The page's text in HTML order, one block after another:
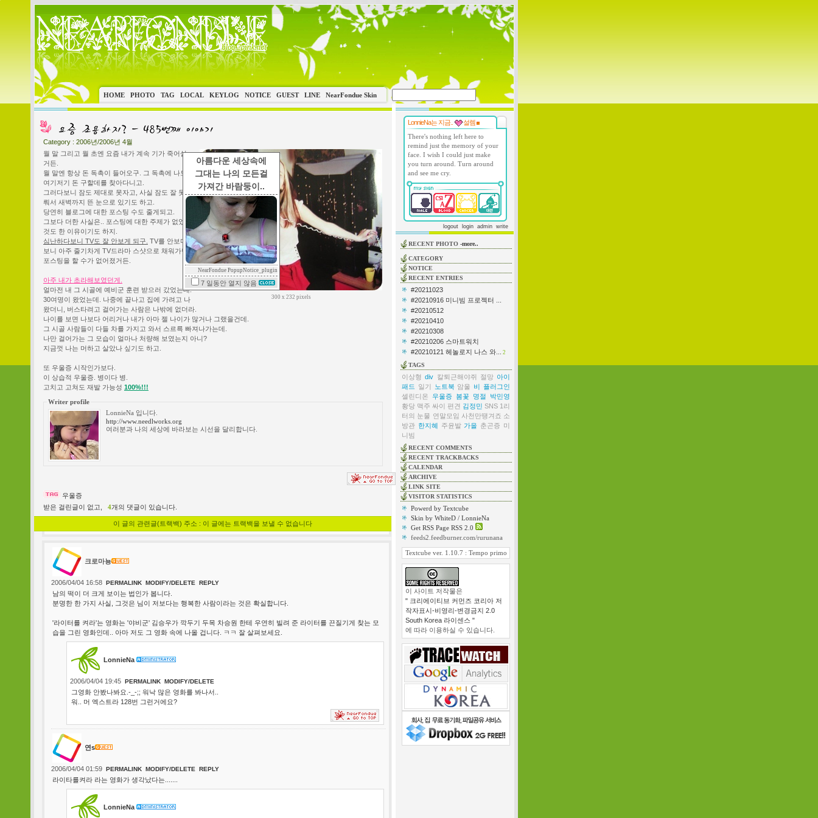
아름다운 세상속에
그대는 나의 모든걸
가져간 바람둥이..
NearFondue PopupNotice_plugin
7 일동안 열지 않음
HOME PHOTO TAG LOCAL KEYLOG NOTICE GUEST LINE NearFondue Skin
Category : 2006년/2006년 4월
300 x 232 pixels
월 말 그리고 월 초엔 요즘 내가 계속 기가 죽어살
거든.
월 말엔 항상 돈 독촉이 들어오구. 그 독촉에 나도
여기저기 돈 구할데를 찾아다니고.
그러다보니 잠도 제대로 못자고, 사실 잠도 잘 못이
뤄서 새벽까지 뜬 눈으로 있기도 하고.
당연히 블로그에 대한 포스팅 수도 줄게되고.
그보다 더한 사실은.. 포스팅에 대한 주제가 없었던
것도 한 이유이기도 하지.
심난하다보니 TV도 잘 안보게 되구. TV를 안보다
보니 아주 줄기차게 TV드라마 스샷으로 채워가던
포스팅을 할 수가 없어졌거든.
아주 내가 초라해보였던게.
얼마전 내 그 시골에 예비군 훈련 받으러 갔었는데.
30여명이 왔었는데. 나중에 끝나고 집에 가려고 나
왔더니, 버스타려고 걸어가는 사람은 나밖에 없더라.
나이를 보면 나보다 어리거나 내가 아마 젤 나이가 많거나 그랬을건데.
그 시골 사람들이 다들 차를 가지고 와서 스르륵 빠져나가는데.
나만 걸어가는 그 모습이 얼마나 처량해 보였는지 아니?
지금껏 나는 머하고 살았나 싶기도 하고.
또 우울증 시작인가보다.
이 상습적 우울증. 병이다 병.
고치고 고쳐도 재발 가능성 100%!!!
Writer profile
LonnieNa 입니다.
http://www.needlworks.org
여러분과 나의 세상에 바라보는 시선을 달리합니다.
우울증
받은 걸린글이 없고,
4개의 댓글이 있습니다.
이 글의 관련글(트랙백) 주소 : 이 글에는 트랙백을 보낼 수 없습니다
크로마뇽
2006/04/04 16:58 PERMALINK MODIFY/DELETE REPLY
남의 떡이 더 크게 보이는 법인가 봅니다.
분명한 한 가지 사실, 그것은 님이 저보다는 행복한 사람이라는 것은 확실합니다.
'라이터를 켜라'는 영화는 '야비군' 김승우가 깍두기 두목 차승원 한테 우연히 빌려 준 라이터를 끈질기게 찾는 모
습을 그린 영화인데.. 아마 저도 그 영화 속에 나올 겁니다. ㅋㅋ 잘 살펴보세요.
LonnieNa
2006/04/04 19:45 PERMALINK MODIFY/DELETE
그영화 안봤나봐요.-_-;; 워낙 많은 영화를 봐나서..
워.. 머 엑스트라 128번 그런거에요?
연s
2006/04/04 01:59 PERMALINK MODIFY/DELETE REPLY
라이타를켜라 라는 영화가 생각났다는.......
LonnieNa
LonnieNa는 지금..
설렘
There's nothing left here to
remind just the memory of your
face. I wish I could just make
you turn around. Turn around
and see me cry.
logout login admin write
RECENT PHOTO -more..
CATEGORY
NOTICE
RECENT ENTRIES
#20211023
#20210916 미니빔 프로젝터 ...
#20210512
#20210410
#20210308
#20210206 스마트워치
#20210121 헤놀로지 나스 와...
2
TAGS
이상형 div 칼퇴근해야쥐 절망 아이
패드 일기 노트북 암울 비 플러그인
셀린디온 우울증 봄꽃 명절
박민영
황당 맥주 싸이 편견 김정민 SNS 1리
터의 눈물 연말모임 사천만땡겨죠 소
방관 한지혜 주윤발 가을 춘곤증 미
니빔
RECENT COMMENTS
RECENT TRACKBACKS
CALENDAR
ARCHIVE
LINK SITE
VISITOR STATISTICS
Powerd by Textcube
Skin by WhiteD / LonnieNa
Get RSS Page RSS 2.0
feeds2.feedburner.com/rurunana
Textcube ver. 1.10.7 : Tempo primo
이 사이트 저작물은
" 크리에이티브 커먼즈 코리아 저
작자표시-비영리-변경금지 2.0
South Korea 라이센스 "
에 따라 이용하실 수 있습니다.